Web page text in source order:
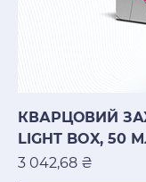
КВАРЦОВИЙ
LIGHT BOX, 50
Ціна
3 042,68 ₴